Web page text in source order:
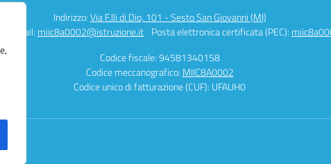
Indirizzo:Via F.lli di Dio, 101 - Sesto San Giovanni (MI)
Email: miic8a0002@istruzione.it Posta elettronica certificata (PEC):
Codice fiscale: 94581340158
Codice meccanografico: MIIC8A0002
Codice unico di fatturazione (CUF): UFAUH0